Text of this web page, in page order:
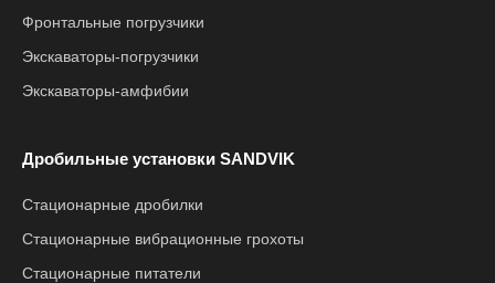
Фронтальные погрузчики
Экскаваторы-погрузчики
Экскаваторы-амфибии
Дробильные установки SANDVIK
Стационарные дробилки
Стационарные вибрационные грохоты
Стационарные питатели